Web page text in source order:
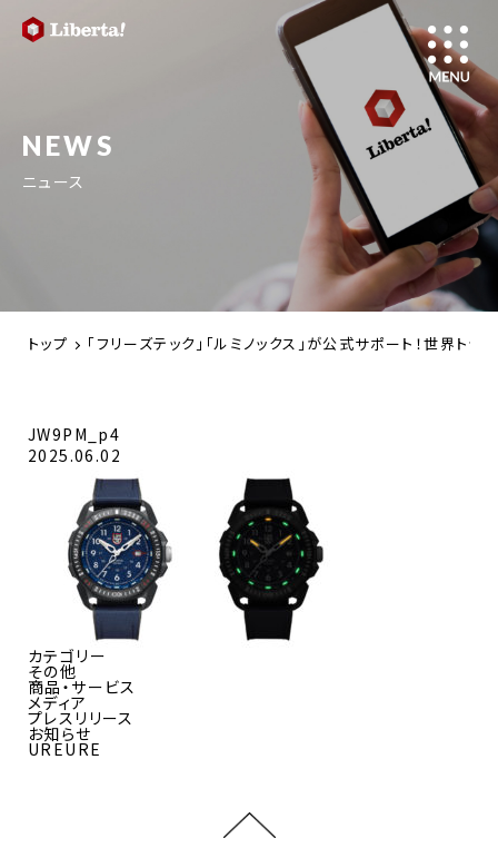
NEWS
ニュース
トップ 「フリーズテック」「ルミノックス」が公式サポート！世界
JW9PM_p4
2025.06.02
カテゴリー
その他
商品・サービス
メディア
プレスリリース
お知らせ
UREURE